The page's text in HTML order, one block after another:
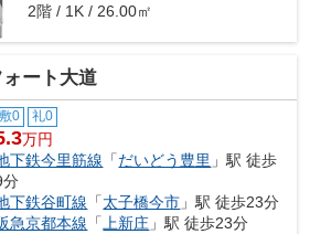
2階 / 1K / 26.00㎡
ォート大道
敷0 礼0
万円
下鉄今里筋線 「だいどう豊里 」駅 徒歩
分
下鉄谷町線 「太子橋今市 」駅 徒歩23分
急京都本線 「 上新庄 」駅 徒歩23分